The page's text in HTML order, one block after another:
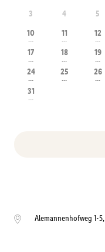
3
4 5
10
---
11
---
12
---
17
---
18
---
19
---
24
---
25
---
26
---
31
---
Alemannenhofweg 1-5,